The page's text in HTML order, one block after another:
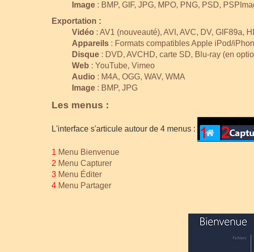
Image : BMP, GIF, JPG, MPO, PNG, PSD,
Exportation :
Vidéo : AV1 (nouveauté), AVI, AVC, DV, GIF89a,
Appareils : Formats compatibles Apple iPod/
Disque : DVD, AVCHD, carte SD, Blu-ray (en
Web : YouTube, Vimeo
Audio : M4A, OGG, WAV, WMA
Image : BMP, JPG
Les menus :
L'interface s'articule autour de 4 menus :
1 Menu Bienvenue
2 Menu Capturer
3 Menu Éditer
4 Menu Partager